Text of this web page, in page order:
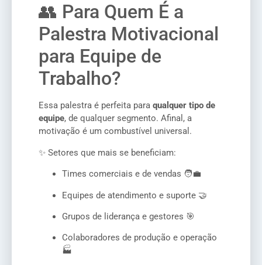
👥 Para Quem É a
Palestra Motivacional
para Equipe de
Trabalho?
Essa palestra é perfeita para qualquer tipo de
equipe, de qualquer segmento. Afinal, a
motivação é um combustível universal.
✨ Setores que mais se beneficiam:
Times comerciais e de vendas 🧑‍💼
Equipes de atendimento e suporte 🤝
Grupos de liderança e gestores 🎯
Colaboradores de produção e operação
🏭